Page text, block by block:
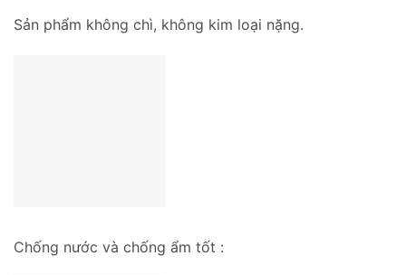
Sản phẩm không chì, không kim loại nặng.
Chống nước và chống ẩm tốt :